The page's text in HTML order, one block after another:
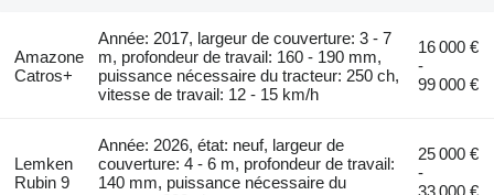
Amazone
Catros+
Année: 2017, largeur de couverture: 3 - 7
m, profondeur de travail: 160 - 190 mm,
puissance nécessaire du tracteur: 250 ch,
vitesse de travail: 12 - 15 km/h
16 000 €
-
99 000 €
Lemken
Rubin 9
Année: 2026, état: neuf, largeur de
couverture: 4 - 6 m, profondeur de travail:
140 mm, puissance nécessaire du
25 000 €
-
33 000 €